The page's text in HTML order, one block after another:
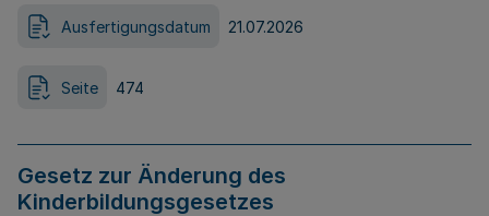
Ausfertigungsdatum 21.07.2026
Seite 474
Gesetz zur Änderung des
Kinderbildungsgesetzes